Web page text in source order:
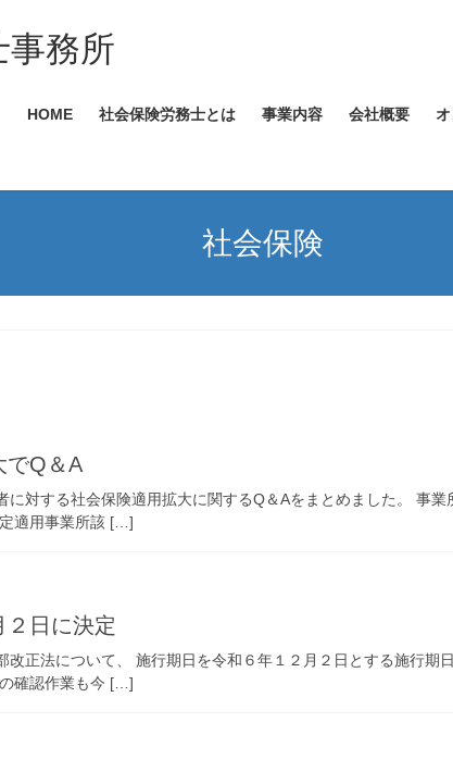
事務所
HOME 社会保険労務士とは 事業内容 会社概要
社会保険
Q＆A
対する社会保険適用拡大に関するQ＆Aをまとめました。 事
適用事業所該 […]
日に決定
正法について、 施行期日を令和６年１２月２日とする施行期
確認作業も今 […]